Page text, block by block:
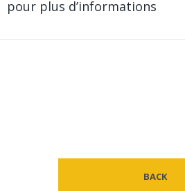
pour plus d’informations
BACK